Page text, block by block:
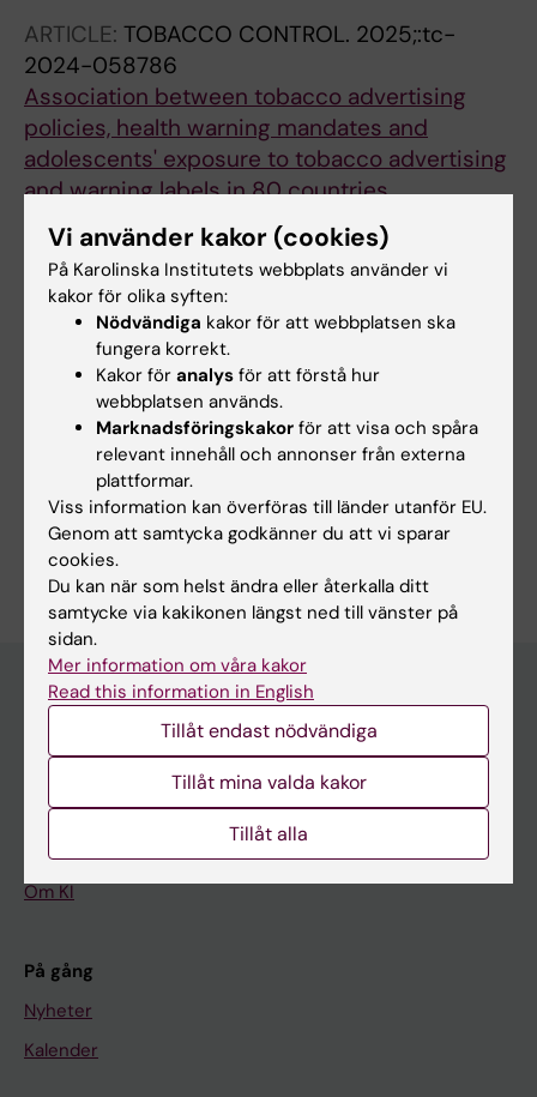
ARTICLE: TOBACCO CONTROL. 2025;:tc-
2024-058786
Association between tobacco advertising
policies, health warning mandates and
adolescents' exposure to tobacco advertising
and warning labels in 80 countries
Meng CFY; Bannon O; Laverty AA; Filippidis FT
ARTICLE:ADDICTIVE BEHAVIORS.
2024;152:107970
Dual and poly-nicotine and tobacco use
among adolescents in the United States from
2011 to 2022
Zhang BY; Bannon OS; Chen DT-H; Filippidis FT
Är du Olivia Bannon?
Redigera din profil
Forskarutbildning
Forskning
Om KI
På gång
Nyheter
Kalender
Vi använder kakor (cookies)
På Karolinska Institutets webbplats använder vi
kakor för olika syften:
Nödvändiga kakor för att webbplatsen ska
fungera korrekt.
Kakor för analys för att förstå hur
webbplatsen används.
Marknadsföringskakor för att visa och spåra
relevant innehåll och annonser från externa
plattformar.
Viss information kan överföras till länder utanför EU.
Genom att samtycka godkänner du att vi sparar
cookies.
Du kan när som helst ändra eller återkalla ditt
samtycke via kakikonen längst ned till vänster på
sidan.
Mer information om våra kakor
Read this information in English
Tillåt endast nödvändiga
Tillåt mina valda kakor
Tillåt alla